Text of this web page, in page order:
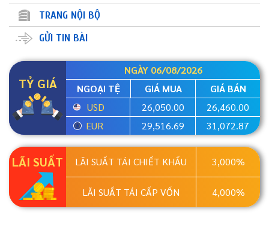
TRANG NỘI BỘ
GỬI TIN BÀI
TỶ GIÁ
NGÀY 06/08/2026
NGOẠI TỆ
GIÁ MUA
GIÁ BÁN
USD
26,050.00
26,460.00
EUR
29,516.69 31,072.87
LÃI SUẤT LÃI SUẤT TÁI CHIẾT KHẤU 3,000%
LÃI SUẤT TÁI CẤP VỐN 4,000%